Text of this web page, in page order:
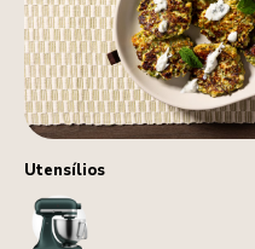
Utensílios
StandMixer